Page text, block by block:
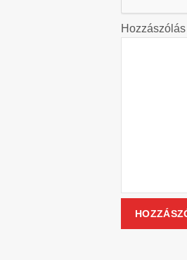
Hozzászólás